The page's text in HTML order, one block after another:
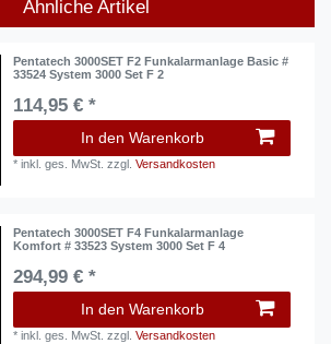
Ähnliche Artikel
Pentatech 3000SET F2 Funkalarmanlage Basic #
33524 System 3000 Set F 2
114,95 € *
In den Warenkorb
*inkl. ges. MwSt. zzgl.Versandkosten
Pentatech 3000SET F4 Funkalarmanlage
Komfort # 33523 System 3000 Set F 4
294,99 € *
In den Warenkorb
*inkl. ges. MwSt. zzgl.Versandkosten